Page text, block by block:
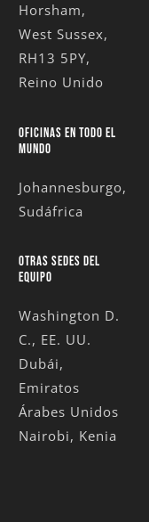
Horsham,
West Sussex,
RH13 5PY,
Reino Unido
OFICINAS EN TODO EL
MUNDO
Johannesburgo,
Sudáfrica
OTRAS SEDES DEL
EQUIPO
Washington D.
C., EE. UU.
Dubái,
Emiratos
Árabes Unidos
Nairobi, Kenia